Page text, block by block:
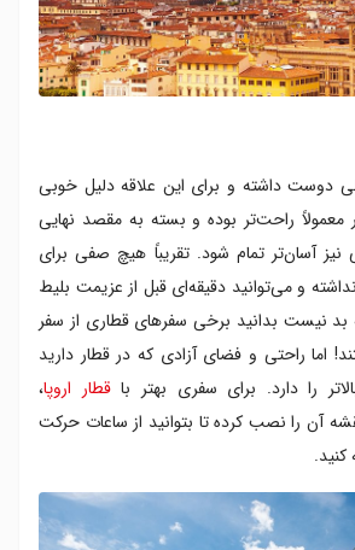
دوست داشته و برای این علاقه دلیل خوبی
معمولاً راحت‌تر بوده و بسته به مقصد نهایی
نیز آسان‌تر تمام شود. تقریباً هیچ صفی برای
و می‌توانید دقیقه‌ای قبل از عزیمت بلیط
بد نیست بدانید برخی سفرهای قطاری از سفر
اما راحتی و فضای آزادی که در قطار دارید
را دارد. برای سفری بهتر باقطار اروپا،
آن را نصب کرده تا بتوانید از ساعات حرکت